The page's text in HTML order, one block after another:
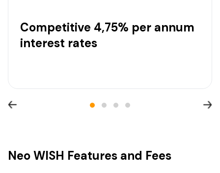
Competitive 4,75% per annum
interest rates
Neo WISH Features and Fees